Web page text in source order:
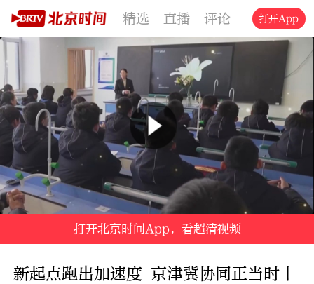
精选 直播 评论 交通 文旅
打开App
打开北京时间App，看超清视频
新起点跑出加速度 京津冀协同正当时丨